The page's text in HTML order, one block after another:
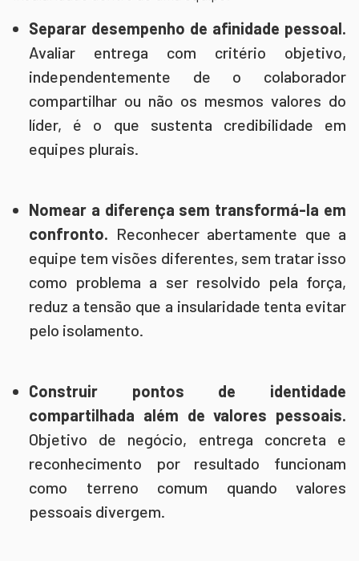
Separar desempenho de afinidade pessoal.
Avaliar entrega com critério objetivo,
independentemente de o colaborador
compartilhar ou não os mesmos valores do
líder, é o que sustenta credibilidade em
equipes plurais.
Nomear a diferença sem transformá-la em
confronto. Reconhecer abertamente que a
equipe tem visões diferentes, sem tratar isso
como problema a ser resolvido pela força,
reduz a tensão que a insularidade tenta evitar
pelo isolamento.
Construir pontos de identidade
compartilhada além de valores pessoais.
Objetivo de negócio, entrega concreta e
reconhecimento por resultado funcionam
como terreno comum quando valores
pessoais divergem.